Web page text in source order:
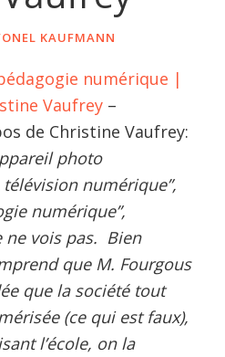
KAUFMANN
numérique |
Vaufrey –
de Christine Vaufrey:
photo
télévision numérique”,
numérique”,
ne vois pas. Bien
que M. Fourgous
que la société tout
(ce qui est faux),
l’école, on la